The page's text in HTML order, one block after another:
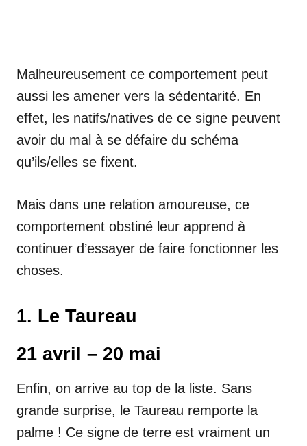
Malheureusement ce comportement peut
aussi les amener vers la sédentarité. En
effet, les natifs/natives de ce signe peuvent
avoir du mal à se défaire du schéma
qu’ils/elles se fixent.
Mais dans une relation amoureuse, ce
comportement obstiné leur apprend à
continuer d’essayer de faire fonctionner les
choses.
1. Le Taureau
21 avril – 20 mai
Enfin, on arrive au top de la liste. Sans
grande surprise, le Taureau remporte la
palme ! Ce signe de terre est vraiment un